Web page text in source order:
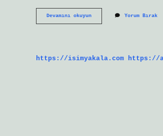
Devamını okuyunAvane
Ne
Yorum Bırak
https://isimyakala.com https://